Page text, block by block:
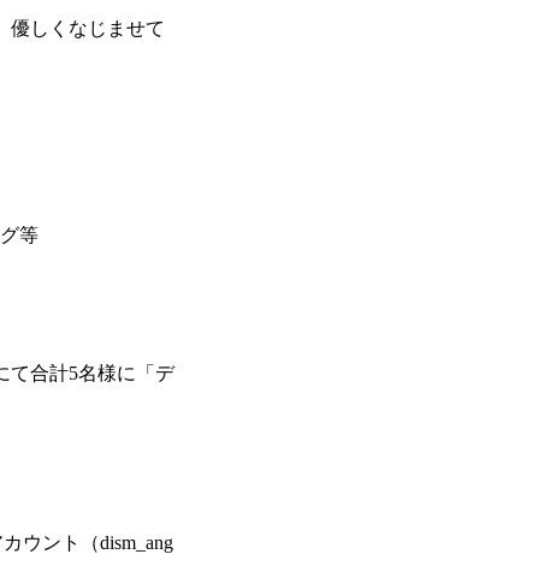
優しくなじませて
等
て合計5名様に「デ
ウント（dism_ang